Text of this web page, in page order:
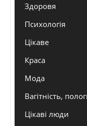
Здоровя
Психологія
Цікаве
Краса
Мода
Вагітність,
Цікаві люди